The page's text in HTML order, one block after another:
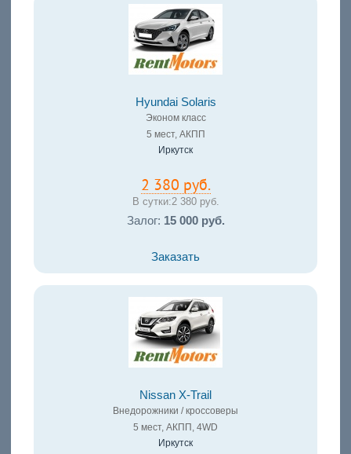
Hyundai Solaris
Эконом класс
5 мест, АКПП
Иркутск
2 380 руб.
В сутки:2 380 руб.
Залог: 15 000 руб.
Заказать
Nissan X-Trail
Внедорожники / кроссоверы
5 мест, АКПП, 4WD
Иркутск